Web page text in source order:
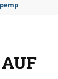
music